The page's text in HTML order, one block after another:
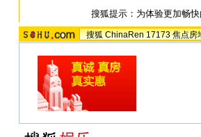
搜狐提示：为体验更加畅
搜狐 ChinaRen 17173 焦点房